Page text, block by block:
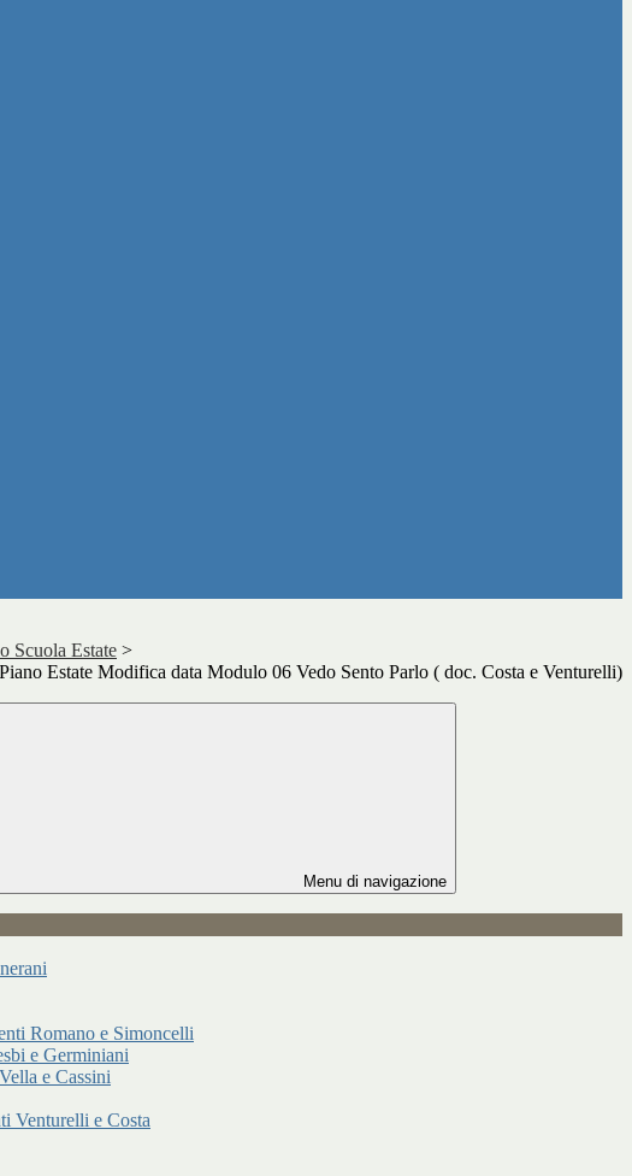
Scuola Estate >
Estate Modifica data Modulo 06 Vedo Sento Parlo ( doc. Costa e Venturelli)
Menu di navigazione
Romano e Simoncelli
e Germiniani
e Cassini
Venturelli e Costa